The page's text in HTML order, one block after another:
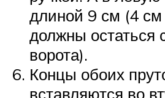
длиной 9 см (4 см
должны остаться
ворота).
Концы обоих
вставляются во